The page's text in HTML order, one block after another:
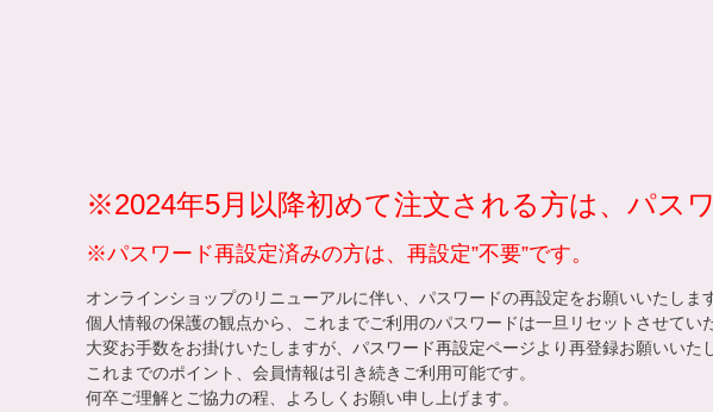
※2024年5月以降初めて注文される方は、パス
※パスワード再設定済みの方は、再設定”不要”です。
オンラインショップのリニューアルに伴い、パスワードの再設定をお願いいたします
個人情報の保護の観点から、これまでご利用のパスワードは一旦リセットさせてい
大変お手数をお掛けいたしますが、 パスワード再設定ページより再登録お願いいた
これまでのポイント、会員情報は引き続きご利用可能です。
何卒ご理解とご協力の程、よろしくお願い申し上げます。